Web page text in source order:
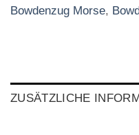
Bowdenzug Morse,
ZUSÄTZLICHE